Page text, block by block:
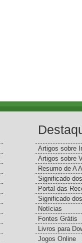
Artigos sobre
Artigos sobre
Resumo de A
Significado
Portal das
Significado
Notícias
Fontes Grátis
Livros para
Jogos Online